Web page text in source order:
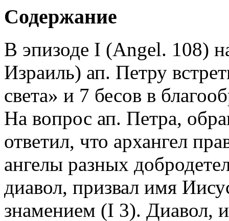
Содержание
В эпизоде I (Angel. 108)
Израиль) ап. Петру
света» и 7 бесов в
На вопрос ап. Петра,
ответил, что архангел
ангелы разных
диавол, призвал имя
знамением (I 3). Диавол,